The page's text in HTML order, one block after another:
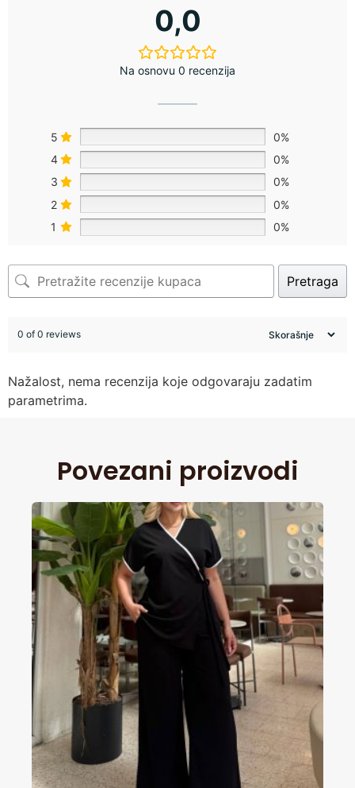
0,0
Na osnovu 0 recenzija
5
0%
4
0%
3
0%
2
0%
1
0%
Pretraga
0 of 0 reviews
Nažalost, nema recenzija koje odgovaraju zadatim
parametrima.
Povezani proizvodi